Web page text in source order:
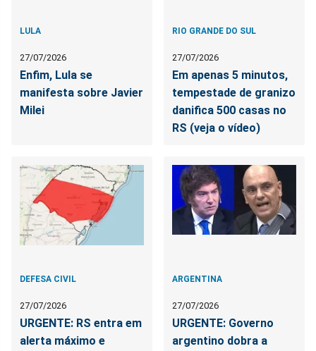
LULA
27/07/2026
Enfim, Lula se
manifesta sobre Javier
Milei
RIO GRANDE DO SUL
27/07/2026
Em apenas 5 minutos,
tempestade de granizo
danifica 500 casas no
RS (veja o vídeo)
DEFESA CIVIL
27/07/2026
URGENTE: RS entra em
alerta máximo e
ARGENTINA
27/07/2026
URGENTE: Governo
argentino dobra a